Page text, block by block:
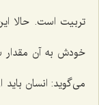
تربیت است. حالا
خودش به آن مقدار
می‌گوید: انسان